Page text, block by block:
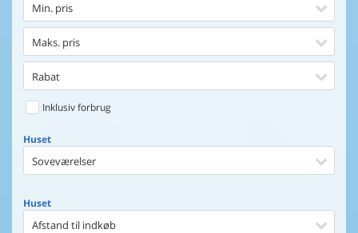
Min. pris
Maks. pris
Rabat
Inklusiv forbrug
Huset
Soveværelser
Huset
Afstand til indkøb